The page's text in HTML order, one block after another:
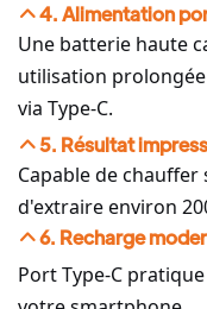
4. Alimentation
Une batterie haute
utilisation prolongée
via Type-C.
5. Résultat
Capable de chauffer
d'extraire environ
6. Recharge
Port Type-C